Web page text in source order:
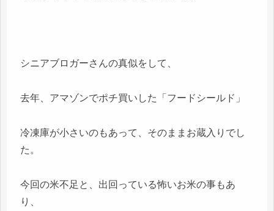
シニアブロガーさんの真似をして、
去年、アマゾンでポチ買いした「フードシールド」
冷凍庫が小さいのもあって、そのままお蔵入りでし
た。
今回の米不足と、出回っている怖いお米の事もあ
り、